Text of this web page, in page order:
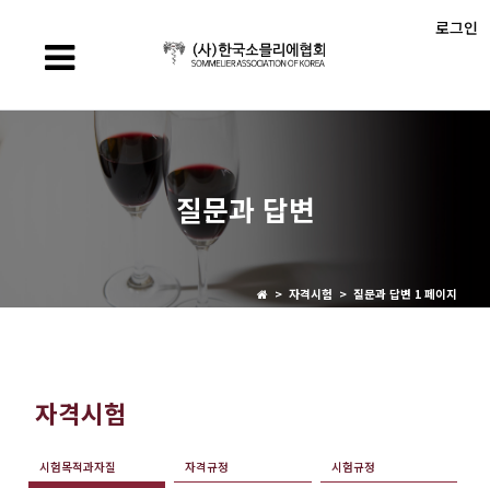
로그인
질문과 답변
> 자격시험 > 질문과 답변 1 페이지
자격시험
시험목적과자질 자격규정 시험규정